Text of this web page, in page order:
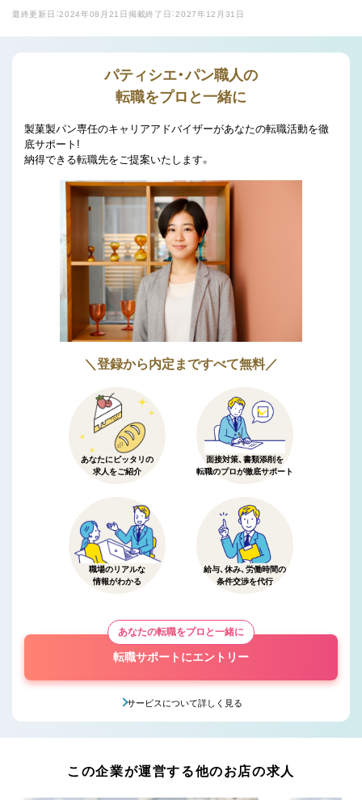
最終更新日：2024年08月21日 掲載終了日：2027年12月31日
パティシエ・パン職人の
転職をプロと一緒に
製菓製パン専任のキャリアアドバイザーがあなたの転職活動を徹
底サポート!
納得できる転職先をご提案いたします。
＼登録から内定まですべて無料／
あなたにピッタリの
求人をご紹介
面接対策、書類添削を
転職のプロが徹底サポート
職場のリアルな
情報がわかる
給与、休み、労働時間の
条件交渉を代行
あなたの転職をプロと一緒に
転職サポートにエントリー
サービスについて詳しく見る
この企業が運営する他のお店の求人